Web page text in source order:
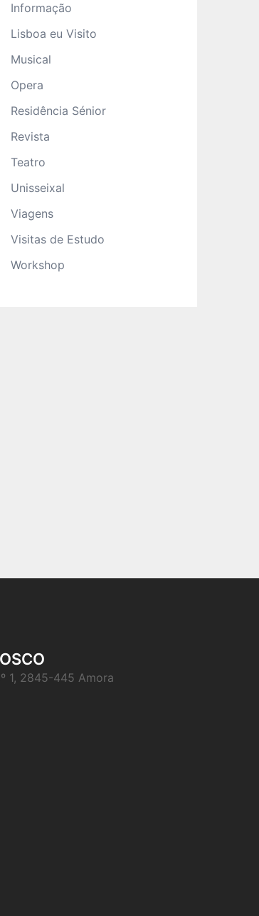
Informação
Lisboa eu Visito
Musical
Opera
Residência Sénior
Revista
Teatro
Unisseixal
Viagens
Visitas de Estudo
Workshop
1, 2845-445 Amora